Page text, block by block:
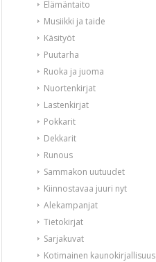
Elämäntaito
Musiikki ja taide
Käsityöt
Puutarha
Ruoka ja juoma
Nuortenkirjat
Lastenkirjat
Pokkarit
Dekkarit
Runous
Sammakon uutuudet
Kiinnostavaa juuri nyt
Alekampanjat
Tietokirjat
Sarjakuvat
Kotimainen kaunokirjallisuus